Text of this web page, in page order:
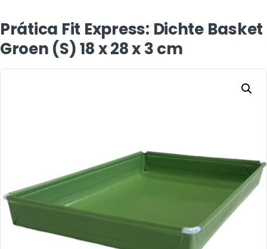
Prática Fit Express: Dichte Basket
Groen (S) 18 x 28 x 3 cm